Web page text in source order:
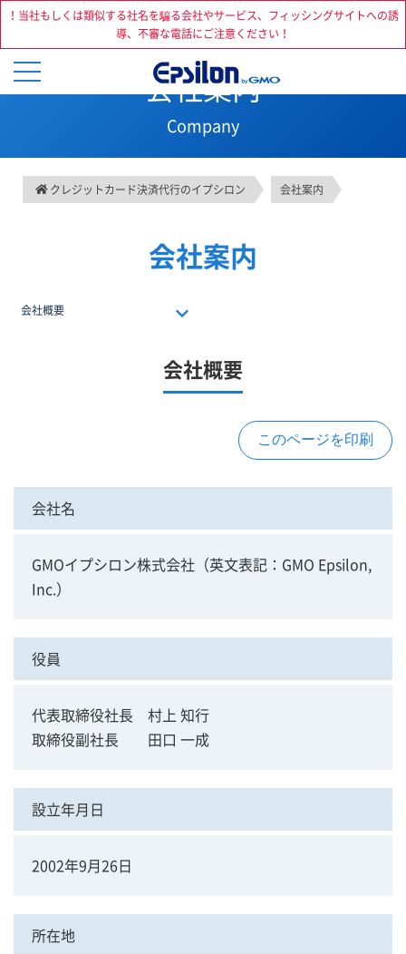
！当社もしくは類似する社名を騙る会社やサービス、フィッシングサイトへの誘
導、不審な電話にご注意ください！
会社案内
Company
クレジットカード決済代行のイプシロン 会社案内
会社案内
会社概要
会社概要
会社名
GMOイプシロン株式会社（英文表記：GMO Epsilon,
Inc.）
役員
代表取締役社長 村上 知行
取締役副社長 田口 一成
設立年月日
2002年9月26日
所在地